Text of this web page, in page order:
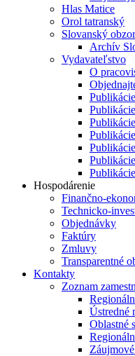
Hlas Matice
Orol tatranský
Slovanský obzor
Archív
Vydavateľstvo
O
Hospodárenie
Finančno-
Technicko-
Objednávky
Faktúry
Zmluvy
Transparentné
Kontakty
Zoznam
Ústredné
Oblastné